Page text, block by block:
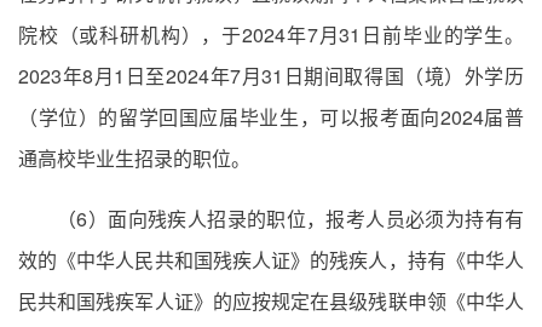
院校（或科研机构），于2024年7月31日前毕业的学生。
2023年8月1日至2024年7月31日期间取得国（境）外学历
（学位）的留学回国应届毕业生，可以报考面向2024届普
通高校毕业生招录的职位。
（6）面向残疾人招录的职位，报考人员必须为持有有
效的《中华人民共和国残疾人证》的残疾人，持有《中华人
民共和国残疾军人证》的应按规定在县级残联申领《中华人